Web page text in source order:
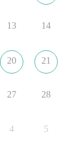
verlässliche
Strom“
13 14
20 21
27 28
4 5